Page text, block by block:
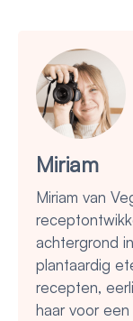
Miriam
Miriam van
achtergrond
plantaardig
recepten,
haar voor